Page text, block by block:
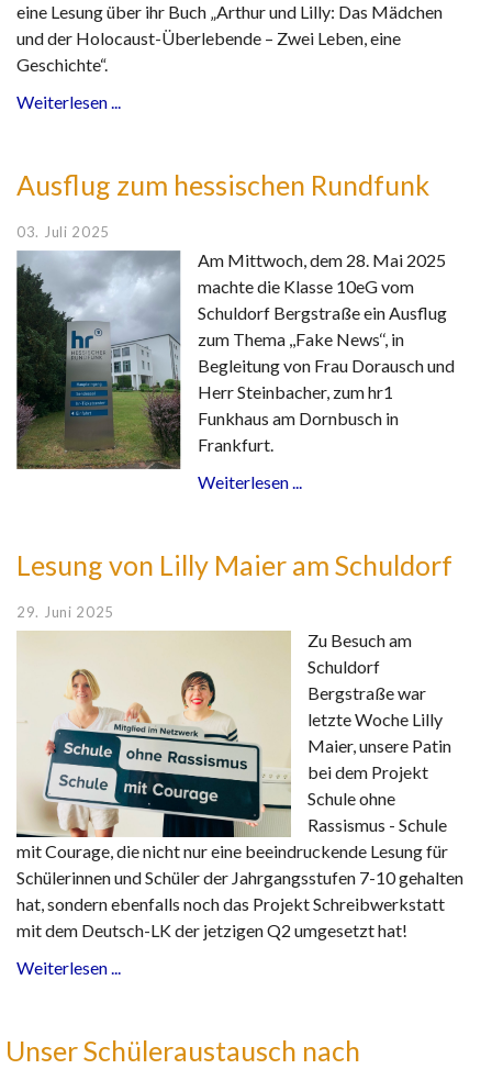
eine Lesung über ihr Buch „Arthur und Lilly: Das Mädchen
und der Holocaust-Überlebende – Zwei Leben, eine
Geschichte“.
Weiterlesen ...
Ausflug zum hessischen Rundfunk
03. Juli 2025
Am Mittwoch, dem 28. Mai 2025
machte die Klasse 10eG vom
Schuldorf Bergstraße ein Ausflug
zum Thema ,,Fake News‘‘, in
Begleitung von Frau Dorausch und
Herr Steinbacher, zum hr1
Funkhaus am Dornbusch in
Frankfurt.
Weiterlesen ...
Lesung von Lilly Maier am Schuldorf
29. Juni 2025
Zu Besuch am
Schuldorf
Bergstraße war
letzte Woche Lilly
Maier, unsere Patin
bei dem Projekt
Schule ohne
Rassismus - Schule
mit Courage, die nicht nur eine beeindruckende Lesung für
Schülerinnen und Schüler der Jahrgangsstufen 7-10 gehalten
hat, sondern ebenfalls noch das Projekt Schreibwerkstatt
mit dem Deutsch-LK der jetzigen Q2 umgesetzt hat!
Weiterlesen ...
Unser Schüleraustausch nach